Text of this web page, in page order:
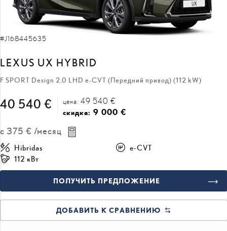
#J168445635
LEXUS UX HYBRID
F SPORT Design 2.0 LHD e-CVT (Передний привод) (112 kW)
40 540 € цена: 49 540 €
скидка: 9 000 €
с 375 € /месяц
Hibridas
e-CVT
112 кВт
ПОЛУЧИТЬ ПРЕДЛОЖЕНИЕ
ДОБАВИТЬ К СРАВНЕНИЮ